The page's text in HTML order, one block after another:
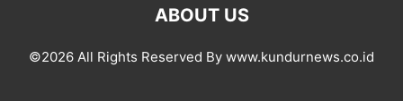
ABOUT US
©2026 All Rights Reserved By www.kundurnews.co.id